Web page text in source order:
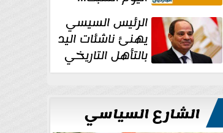
العظمى في
القاهره 36 درجة الرئيس السيسي
يهنئ ناشئات اليد
بالتأهل التاريخي
إلى نصف نهائي
الشارع السياسي